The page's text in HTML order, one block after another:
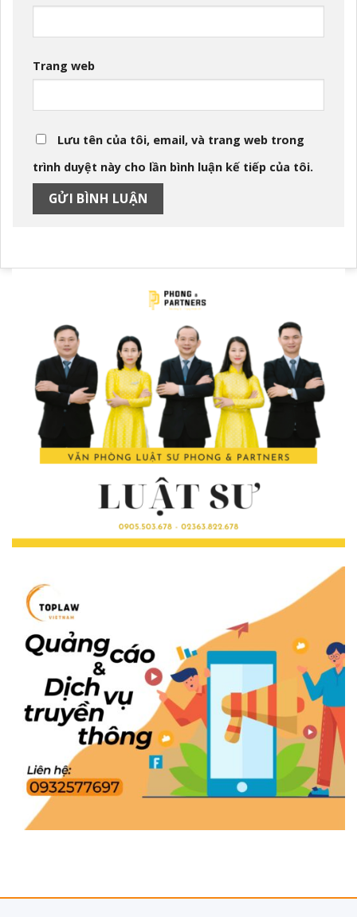
Trang web
Lưu tên của tôi, email, và trang web trong
trình duyệt này cho lần bình luận kế tiếp của tôi.